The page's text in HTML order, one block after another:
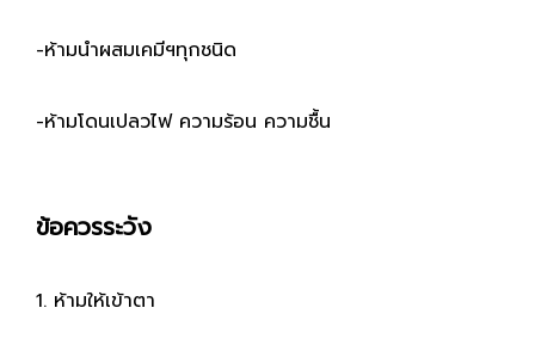
-ห้ามนำผสมเคมีฯทุกชนิด
-ห้ามโดนเปลวไฟ ความร้อน ความชื้น
ข้อควรระวัง
1. ห้ามให้เข้าตา